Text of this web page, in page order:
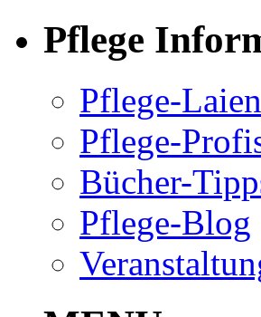
Pflege
Pflege-Laien
Pflege-
Bücher-
Pflege-Blog